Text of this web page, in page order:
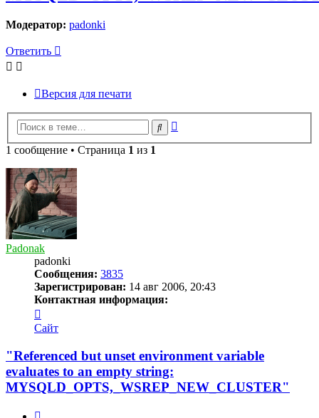
Модератор: padonki
Ответить
Версия для печати
Поиск
1 сообщение • Страница 1 из 1
Padonak
padonki
Сообщения: 3835
Зарегистрирован: 14 авг 2006, 20:43
Контактная информация:
информация
пользователя
Padonak
Сайт
"Referenced but unset environment variable
evaluates to an empty string:
MYSQLD_OPTS,_WSREP_NEW_CLUSTER"